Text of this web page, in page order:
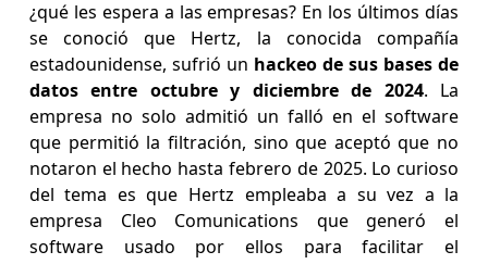
¿qué les espera a las empresas? En los últimos días
se conoció que Hertz, la conocida compañía
estadounidense, sufrió un hackeo de sus bases de
datos entre octubre y diciembre de 2024. La
empresa no solo admitió un falló en el software
que permitió la filtración, sino que aceptó que no
notaron el hecho hasta febrero de 2025. Lo curioso
del tema es que Hertz empleaba a su vez a la
empresa Cleo Comunications que generó el
software usado por ellos para facilitar el